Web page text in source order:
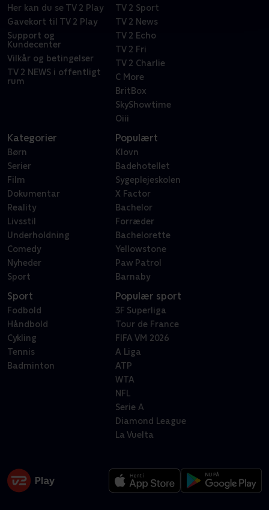
Her kan du se TV 2 Play
Gavekort til TV 2 Play
Support og
Kundecenter
Vilkår og betingelser
TV 2 NEWS i offentligt
rum
TV 2 Sport
TV 2 News
TV 2 Echo
TV 2 Fri
TV 2 Charlie
C More
BritBox
SkyShowtime
Oiii
Kategorier
Børn
Serier
Film
Dokumentar
Reality
Livsstil
Underholdning
Comedy
Nyheder
Sport
Populært
Klovn
Badehotellet
Sygeplejeskolen
X Factor
Bachelor
Forræder
Bachelorette
Yellowstone
Paw Patrol
Barnaby
Sport
Fodbold
Håndbold
Cykling
Tennis
Badminton
Populær sport
3F Superliga
Tour de France
FIFA VM 2026
A Liga
ATP
WTA
NFL
Serie A
Diamond League
La Vuelta